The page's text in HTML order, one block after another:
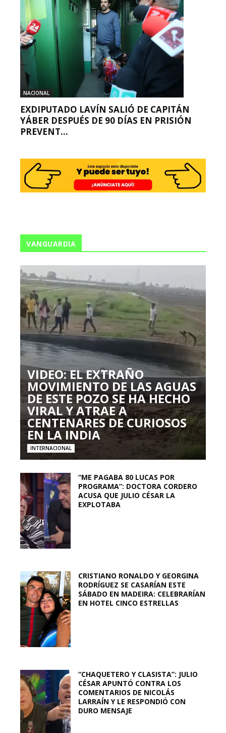
NACIONAL
EXDIPUTADO LAVÍN SALIÓ DE CAPITÁN
YÁBER DESPUÉS DE 90 DÍAS EN PRISIÓN
PREVENT...
VANGUARDIA
VIDEO: EL EXTRAÑO
MOVIMIENTO DE LAS AGUAS
DE ESTE POZO SE HA HECHO
VIRAL Y ATRAE A
CENTENARES DE CURIOSOS
EN LA INDIA
INTERNACIONAL
“ME PAGABA 80 LUCAS POR
PROGRAMA”: DOCTORA CORDERO
ACUSA QUE JULIO CÉSAR LA
EXPLOTABA
CRISTIANO RONALDO Y GEORGINA
RODRÍGUEZ SE CASARÍAN ESTE
SÁBADO EN MADEIRA: CELEBRARÍAN
EN HOTEL CINCO ESTRELLAS
“CHAQUETERO Y CLASISTA”: JULIO
CÉSAR APUNTÓ CONTRA LOS
COMENTARIOS DE NICOLÁS
LARRAÍN Y LE RESPONDIÓ CON
DURO MENSAJE